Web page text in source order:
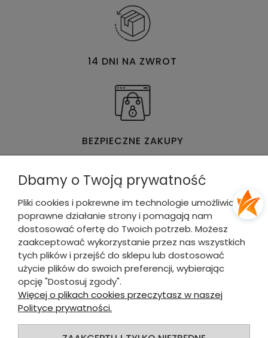
14 DNI NA ZWROT
BEZPIECZNE ZAKUPY
WYGODNE & SZYBKIE PŁATNOŚCI
DLA KUPUJĄCEGO
INFORMACJE O SKLEPIE
Dbamy o Twoją prywatność
Pliki cookies i pokrewne im technologie umożliwiają
poprawne działanie strony i pomagają nam
dostosować ofertę do Twoich potrzeb. Możesz
zaakceptować wykorzystanie przez nas wszystkich
tych plików i przejść do sklepu lub dostosować
użycie plików do swoich preferencji, wybierając
opcję "Dostosuj zgody".
Więcej o plikach cookies przeczytasz w naszej
Polityce prywatności.